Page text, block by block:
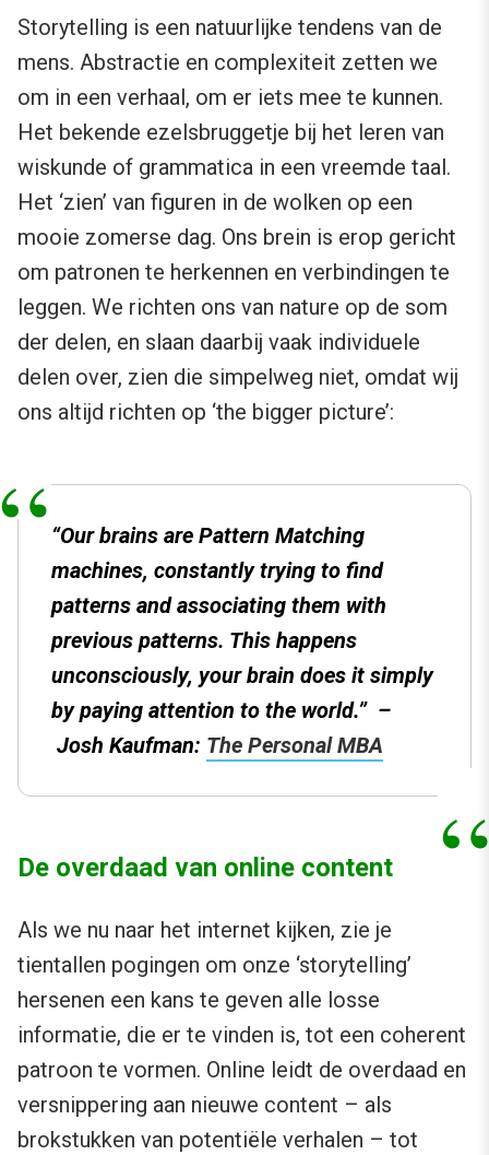
Storytelling is een natuurlijke tendens van de
mens. Abstractie en complexiteit zetten we
om in een verhaal, om er iets mee te kunnen.
Het bekende ezelsbruggetje bij het leren van
wiskunde of grammatica in een vreemde taal.
Het ‘zien’ van figuren in de wolken op een
mooie zomerse dag. Ons brein is erop gericht
om patronen te herkennen en verbindingen te
leggen. We richten ons van nature op de som
der delen, en slaan daarbij vaak individuele
delen over, zien die simpelweg niet, omdat wij
ons altijd richten op ‘the bigger picture’:
“Our brains are Pattern Matching
machines, constantly trying to find
patterns and associating them with
previous patterns. This happens
unconsciously, your brain does it simply
by paying attention to the world.” –
Josh Kaufman: The Personal MBA
De overdaad van online content
Als we nu naar het internet kijken, zie je
tientallen pogingen om onze ‘storytelling’
hersenen een kans te geven alle losse
informatie, die er te vinden is, tot een coherent
patroon te vormen. Online leidt de overdaad en
versnippering aan nieuwe content – als
brokstukken van potentiële verhalen – tot